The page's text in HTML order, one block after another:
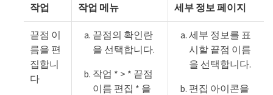
작업 작업 메뉴 세부 정보 페이지
끝점 이
름을 편
집합니
다
끝점의 확인란
을 선택합니다.
작업 * > * 끝점
이름 편집 * 을
세부 정보를 표
시할 끝점 이름
을 선택합니다.
편집 아이콘을